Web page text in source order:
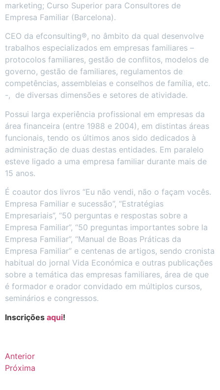
marketing; Curso Superior para Consultores de
Empresa Familiar (Barcelona).
CEO da efconsulting®, no âmbito da qual desenvolve
trabalhos especializados em empresas familiares –
protocolos familiares, gestão de conflitos, modelos de
governo, gestão de familiares, regulamentos de
competências, assembleias e conselhos de família, etc.
-, de diversas dimensões e setores de atividade.
Possui larga experiência profissional em empresas da
área financeira (entre 1988 e 2004), em distintas áreas
funcionais, tendo os últimos anos sido dedicados à
administração de duas destas entidades. Em paralelo
esteve ligado a uma empresa familiar durante mais de
15 anos.
É coautor dos livros “Eu não vendi, não o façam vocês.
Empresa Familiar e sucessão”, “Estratégias
Empresariais”, “50 perguntas e respostas sobre a
Empresa Familiar”, “50 preguntas importantes sobre la
Empresa Familiar”, “Manual de Boas Práticas da
Empresa Familiar” e centenas de artigos, sendo cronista
habitual do jornal Vida Económica e outras publicações
sobre a temática das empresas familiares, área de que
é formador e orador convidado em múltiplos cursos,
seminários e congressos.
Inscrições aqui!
Anterior
Próxima